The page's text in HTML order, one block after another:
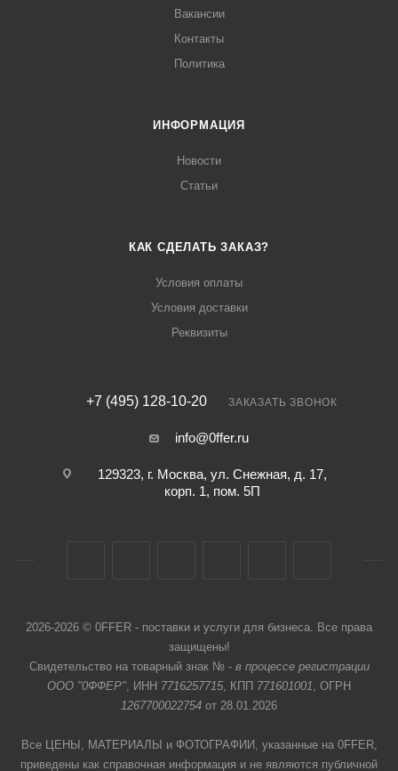
Вакансии
Контакты
Политика
ИНФОРМАЦИЯ
Новости
Статьи
КАК СДЕЛАТЬ ЗАКАЗ?
Условия оплаты
Условия доставки
Реквизиты
+7 (495) 128-10-20 ЗАКАЗАТЬ ЗВОНОК
info@0ffer.ru
129323, г. Москва, ул. Снежная, д. 17,
корп. 1, пом. 5П
2026-2026 © 0FFER - поставки и услуги для бизнеса. Все права
защищены!
Свидетельство на товарный знак № - в процессе регистрации
ООО "0ФФЕР", ИНН 7716257715, КПП 771601001, ОГРН
1267700022754 от 28.01.2026
Все ЦЕНЫ, МАТЕРИАЛЫ и ФОТОГРАФИИ, указанные на 0FFER,
приведены как справочная информация и не являются публичной